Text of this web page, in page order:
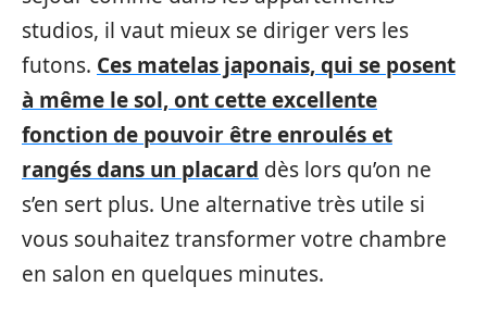
studios, il vaut mieux se diriger vers les
futons. Ces matelas japonais, qui se posent
à même le sol, ont cette excellente
fonction de pouvoir être enroulés et
rangés dans un placard dès lors qu’on ne
s’en sert plus. Une alternative très utile si
vous souhaitez transformer votre chambre
en salon en quelques minutes.